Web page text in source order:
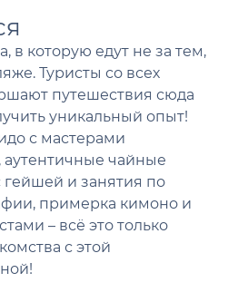
в которую едут не за тем,
Туристы со всех
путешествия сюда
уникальный опыт!
с мастерами
чайные
и занятия по
примерка кимоно и
– всё это только
с этой